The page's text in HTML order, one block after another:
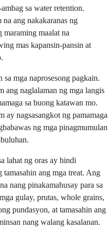
sa water retention.
ang nakakaranas ng
maraming maalat na
mas kapansin-pansin at
mga naprosesong pagkain.
ang naglalaman ng mga langis
sa buong katawan mo.
nagsasangkot ng pamamaga
ng mga pinagmumulan
lahat ng oras ay hindi
ang mga treat. Ang
nang pinakamahusay para sa
gulay, prutas, whole grains,
pundasyon, at tamasahin ang
nang walang kasalanan.